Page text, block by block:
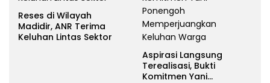
Reses di Wilayah
Madidir, ANR Terima
Keluhan Lintas Sektor
Aspirasi Langsung
Terealisasi, Bukti
Komitmen Yani